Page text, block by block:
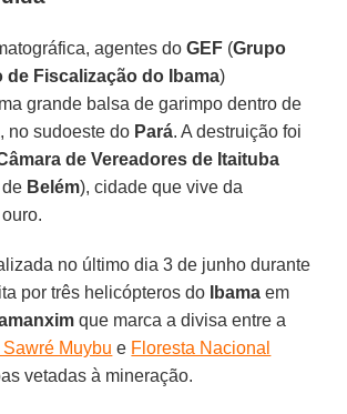
agentes doGEF (Grupo
de Fiscalização do Ibama)
grande balsa de garimpo dentro de
no sudoeste do Pará. A destruição foi
de Vereadores de Itaituba
Belém), cidade que vive da
no último dia 3 de junho durante
por três helicópteros do
Ibama em
que marca a divisa entre a
Muybu e Floresta Nacional
vetadas à mineração.